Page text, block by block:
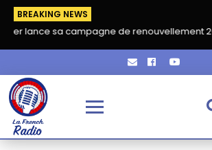
BREAKING NEWS
campagne de renouvellement 2026‑2027